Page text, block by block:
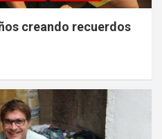
creando recuerdos